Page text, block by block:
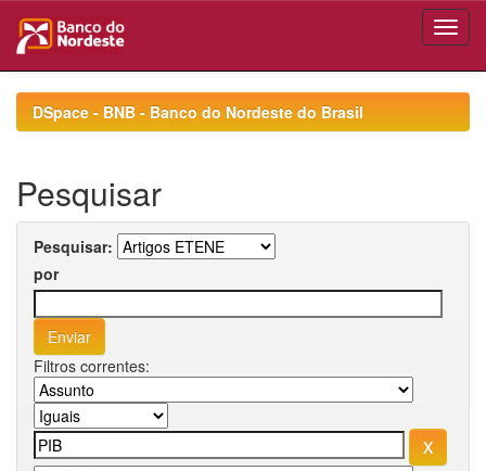
navigationDSpace - BNB - Banco do Nordeste do Brasil
Pesquisar
Pesquisar:
por
Filtros correntes: